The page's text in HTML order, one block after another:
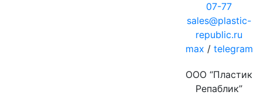
07-77
sales@plastic-
republic.ru
max / telegram
ООО “Пластик
Репаблик”